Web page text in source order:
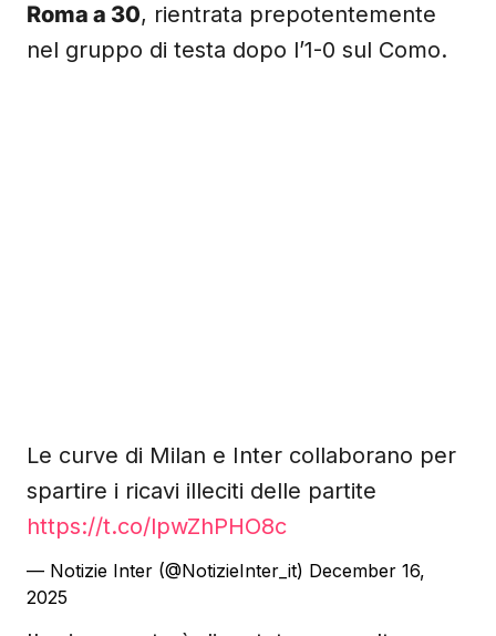
Roma a 30, rientrata prepotentemente
nel gruppo di testa dopo l’1-0 sul Como.
Le curve di Milan e Inter collaborano per
spartire i ricavi illeciti delle partite
https://t.co/lpwZhPHO8c
— Notizie Inter (@NotizieInter_it) December 16,
2025